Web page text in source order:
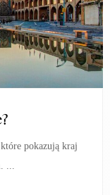
pokazują kraj
...